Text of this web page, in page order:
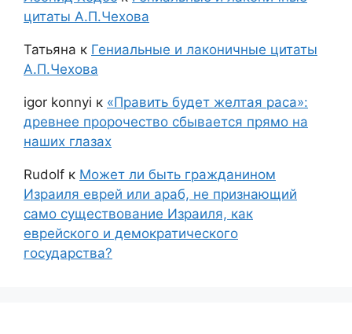
цитаты А.П.Чехова
Татьяна к Гениальные и лаконичные цитаты
А.П.Чехова
igor konnyi к «Править будет желтая раса»:
древнее пророчество сбывается прямо на
наших глазах
Rudolf к Может ли быть гражданином
Израиля еврей или араб, не признающий
само существование Израиля, как
еврейского и демократического
государства?